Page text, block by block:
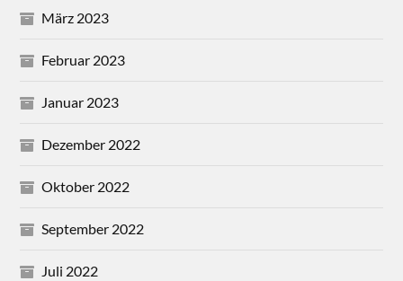
März 2023
Februar 2023
Januar 2023
Dezember 2022
Oktober 2022
September 2022
Juli 2022